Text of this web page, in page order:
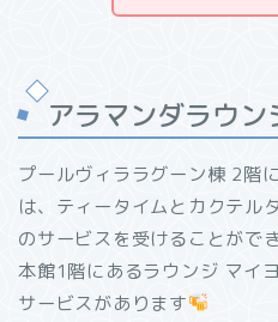
アラマンダラウン
プールヴィララグーン棟 2階
は、ティータイムとカクテル
のサービスを受けることがで
本館1階にあるラウンジ マイ
サービスがあります